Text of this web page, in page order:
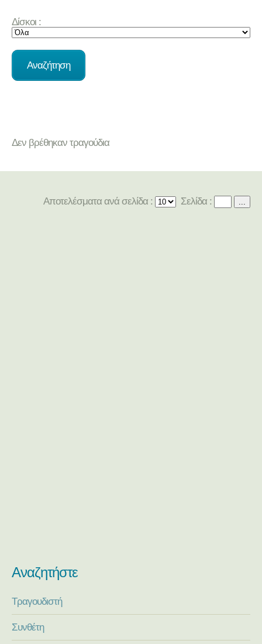
Δίσκοι :
Δεν βρέθηκαν τραγούδια
Αποτελέσματα ανά σελίδα : Σελίδα : ...
Αναζητήστε
Τραγουδιστή
Συνθέτη